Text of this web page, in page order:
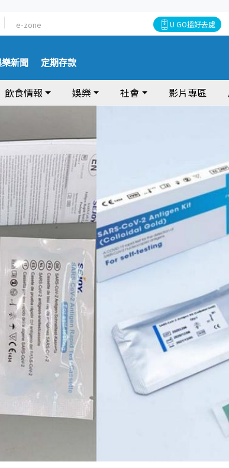
e-zone U GO搵好去處
新聞 定期存款
飲食情報 娛樂 社會 影片專區